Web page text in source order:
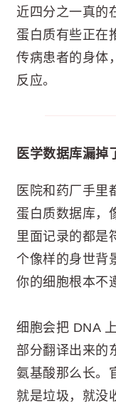
近四分之一真的
蛋白质有些正在
传病患者的身体
反应。
医学数据库漏掉
医院和药厂手里
蛋白质数据库，
里面记录的都是
个像样的身世背
你的细胞根本不
细胞会把 DNA
部分翻译出来的
氨基酸那么长。
就是垃圾，就没